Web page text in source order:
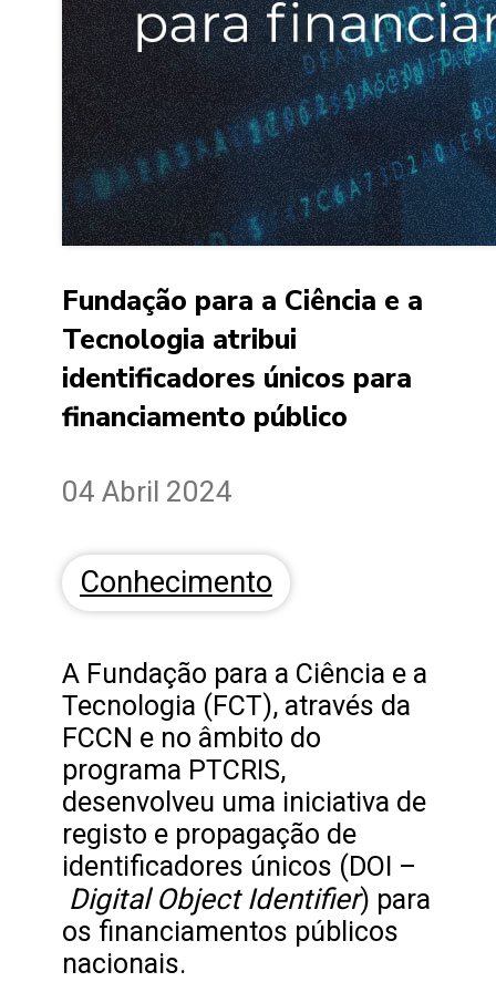
Fundação para a Ciência e a
Tecnologia atribui
identificadores únicos para
financiamento público
04 Abril 2024
Conhecimento
A Fundação para a Ciência e a
Tecnologia (FCT), através da
FCCN e no âmbito do
programa PTCRIS,
desenvolveu uma iniciativa de
registo e propagação de
identificadores únicos (DOI –
Digital Object Identifier) para
os financiamentos públicos
nacionais.